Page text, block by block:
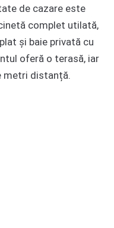
de cazare este
complet utilată,
și baie privată cu
oferă o terasă, iar
metri distanță.